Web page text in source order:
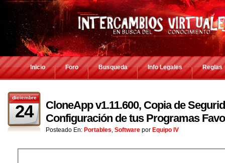
Inicio Foro Busqueda Info Legales Reglas
diciembre
24
CloneApp v1.11.600, Copia de
Configuración de tus Programas
Posteado En: Portables, Software por Equipo IV